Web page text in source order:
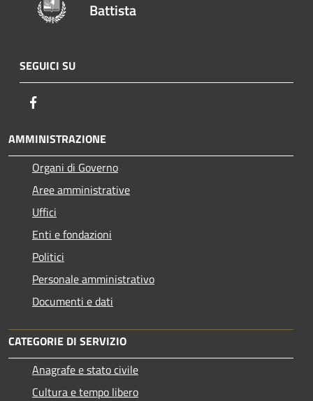
Battista
SEGUICI SU
AMMINISTRAZIONE
Organi di Governo
Aree amministrative
Uffici
Enti e fondazioni
Politici
Personale amministrativo
Documenti e dati
CATEGORIE DI SERVIZIO
Anagrafe e stato civile
Cultura e tempo libero